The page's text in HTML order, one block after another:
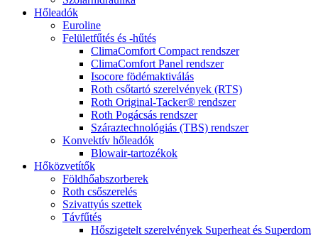
Hőleadók
Euroline
Felületfűtés és -hűtés
ClimaComfort Compact rendszer
ClimaComfort Panel rendszer
Isocore födémaktiválás
Roth csőtartó szerelvények (RTS)
Roth Original-Tacker® rendszer
Roth Pogácsás rendszer
Száraztechnológiás (TBS) rendszer
Konvektív hőleadók
Blowair-tartozékok
Hőközvetítők
Földhőabszorberek
Roth csőszerelés
Szivattyús szettek
Távfűtés
Hőszigetelt szerelvények Superheat és Superdom